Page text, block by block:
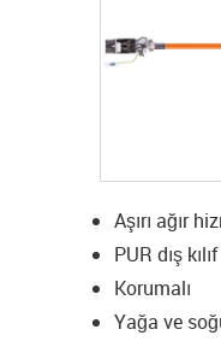
Aşırı ağır
PUR dış kılıf
Korumalı
Yağa ve